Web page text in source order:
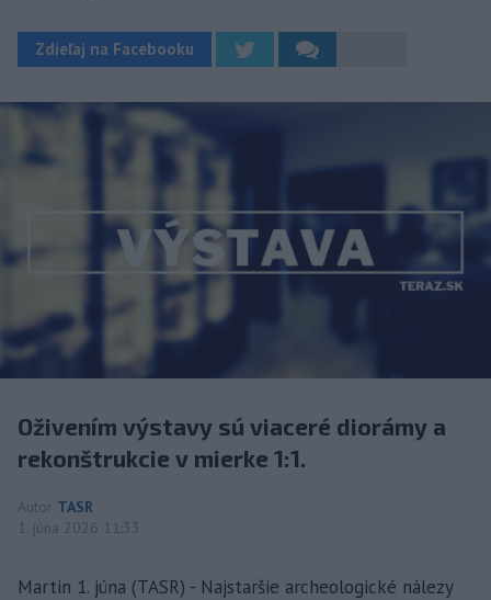
Zdieľaj na Facebooku
Oživením výstavy sú viaceré diorámy a
rekonštrukcie v mierke 1:1.
Autor TASR
1. júna 2026 11:33
Martin 1. júna (TASR) - Najstaršie archeologické nálezy